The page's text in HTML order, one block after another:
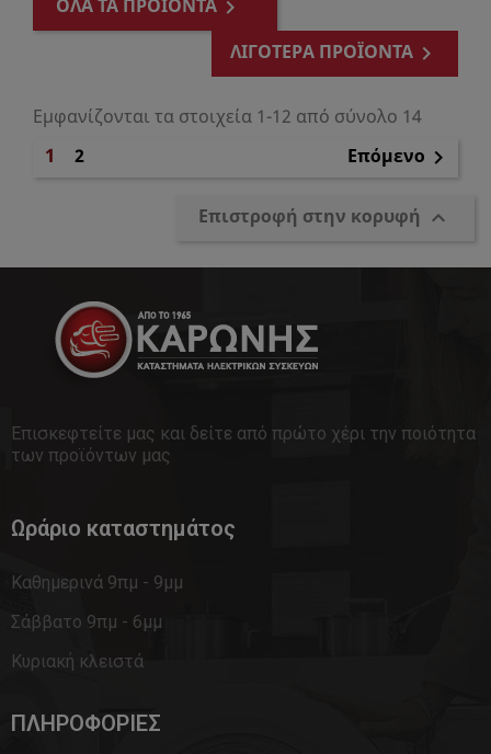
ΌΛΑ ΤΑ ΠΡΟΪΌΝΤΑ 
ΛΙΓΌΤΕΡΑ ΠΡΟΪΌΝΤΑ 
Εμφανίζονται τα στοιχεία 1-12 από σύνολο 14
1 2 Επόμενο 
Επιστροφή στην κορυφή 
Επισκεφτείτε μας και δείτε από πρώτο χέρι την ποιότητα
των προϊόντων μας
Ωράριο καταστημάτος
Καθημερινά 9πμ - 9μμ
Σάββατο 9πμ - 6μμ
Κυριακή κλειστά
ΠΛΗΡΟΦΟΡΙΕΣ